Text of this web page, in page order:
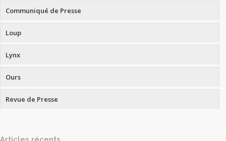
Communiqué de Presse
Loup
Lynx
Ours
Revue de Presse